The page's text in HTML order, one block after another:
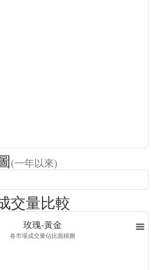
(一年以來)
交量比較
玫瑰-黃金
各市場成交量佔比面積圖